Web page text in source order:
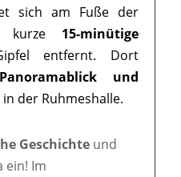
sich am Fuße der
kurze 15-minütige
entfernt. Dort
Panoramablick und
in der Ruhmeshalle.
Geschichte und
ein! Im